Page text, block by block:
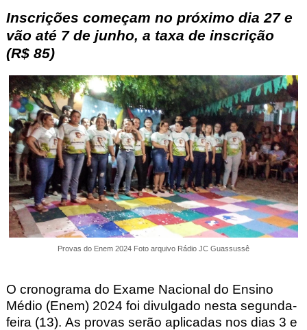
Inscrições começam no próximo dia 27 e
vão até 7 de junho, a taxa de inscrição
(R$ 85)
Provas do Enem 2024 Foto arquivo Rádio JC Guassussê
O cronograma do Exame Nacional do Ensino
Médio (Enem) 2024 foi divulgado nesta segunda-
feira (13). As provas serão aplicadas nos dias 3 e